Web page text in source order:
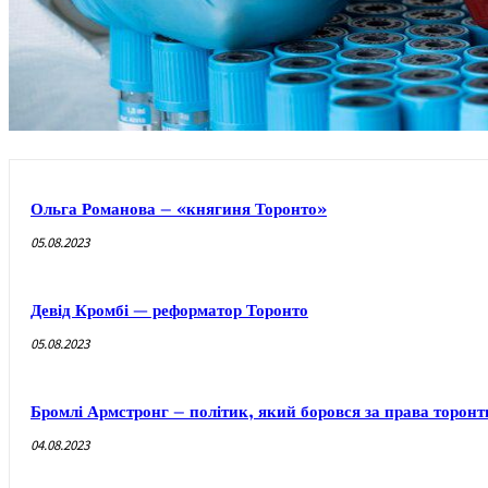
Ольга Романова – «княгиня Торонто»
05.08.2023
Девід Кромбі — реформатор Торонто
05.08.2023
Бромлі Армстронг – політик, який боровся за права
04.08.2023